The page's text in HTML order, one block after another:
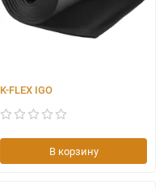
K-FLEX IGO
В корзину